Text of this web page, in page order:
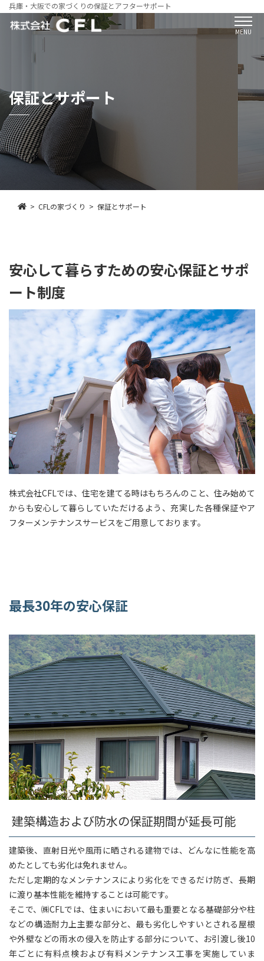
兵庫・大阪での家づくりの保証とアフターサポート
MENU
保証とサポート
CFLの家づくり 保証とサポート
安心して暮らすための安心保証とサポ
ート制度
株式会社CFLでは、住宅を建てる時はもちろんのこと、住み始めて
からも安心して暮らしていただけるよう、充実した各種保証やア
フターメンテナンスサービスをご用意しております。
最長30年の安心保証
建築構造および防水の保証期間が延長可能
建築後、直射日光や風雨に晒される建物では、どんなに性能を高
めたとしても劣化は免れません。
ただし定期的なメンテナンスにより劣化をできるだけ防ぎ、長期
に渡り基本性能を維持することは可能です。
そこで、㈱CFLでは、住まいにおいて最も重要となる基礎部分や柱
などの構造耐力上主要な部分と、最も劣化しやすいとされる屋根
や外壁などの雨水の侵入を防止する部分について、お引渡し後10
年ごとに有料点検および有料メンテナンス工事を実施していま